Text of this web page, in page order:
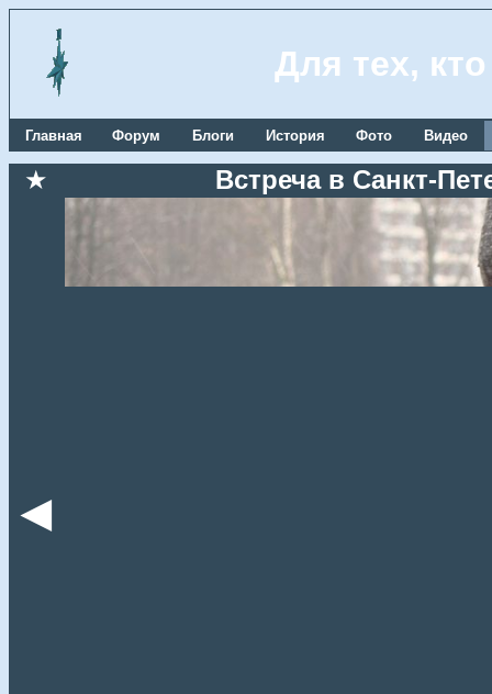
Для тех,
Главная Форум Блоги История Фото Видео
★ Встреча в Санкт-
◄